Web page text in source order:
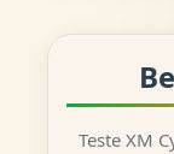
Teste XM